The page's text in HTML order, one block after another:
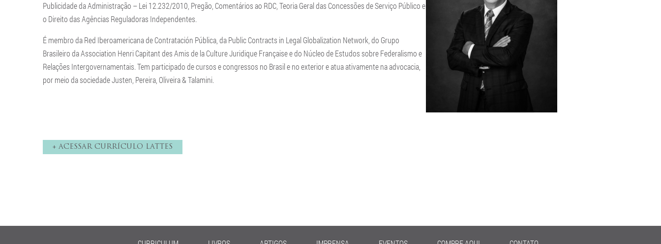
Publicidade da Administração – Lei 12.232/2010, Pregão, Comentários ao RDC, Teoria Geral das Concessões de Serviço Público e
o Direito das Agências Reguladoras Independentes.
É membro da Red Iberoamericana de Contratación Pública, da Public Contracts in Legal Globalization Network, do Grupo
Brasileiro da Association Henri Capitant des Amis de la Culture Juridique Française e do Núcleo de Estudos sobre Federalismo e
Relações Intergovernamentais. Tem participado de cursos e congressos no Brasil e no exterior e atua ativamente na advocacia,
por meio da sociedade Justen, Pereira, Oliveira & Talamini.
+ ACESSAR CURRÍCULO LATTES